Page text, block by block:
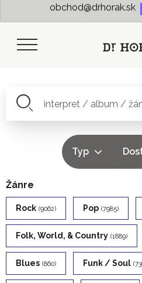
obchod@drhorak.sk
Typ
Žánre
Rock (9062) Pop (7985)
Folk, World, & Country (1889)
Blues (860) Funk / Soul